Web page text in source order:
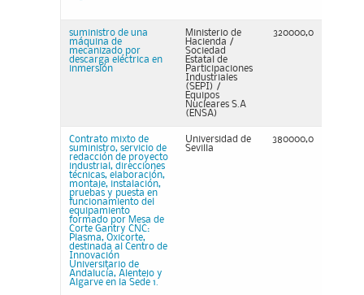
suministro de una
máquina de
mecanizado por
descarga eléctrica en
inmersión
Ministerio de
Hacienda /
Sociedad
Estatal de
Participaciones
Industriales
(SEPI) /
Equipos
Nucleares S.A
(ENSA)
320000,0
Contrato mixto de
suministro, servicio de
redacción de proyecto
industrial, direcciones
técnicas, elaboración,
montaje, instalación,
pruebas y puesta en
funcionamiento del
equipamiento
formado por Mesa de
Corte Gantry CNC:
Plasma, Oxicorte,
destinada al Centro de
Innovación
Universitario de
Andalucía, Alentejo y
Algarve en la Sede 1.
Universidad de
Sevilla
380000,0